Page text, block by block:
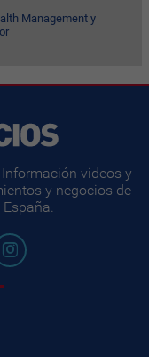
Management y
videos y
y negocios de